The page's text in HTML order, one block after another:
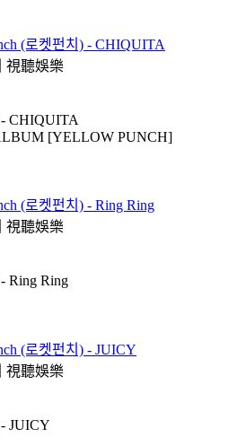
(로켓펀치) - CHIQUITA
視聽娛樂
- CHIQUITA
[YELLOW PUNCH]
(로켓펀치) - Ring Ring
視聽娛樂
Ring Ring
(로켓펀치) - JUICY
視聽娛樂
JUICY